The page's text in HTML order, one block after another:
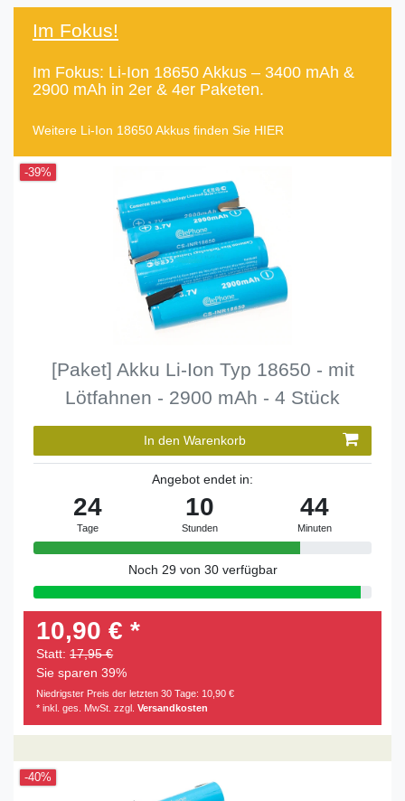
Im Fokus!
Im Fokus: Li-Ion 18650 Akkus – 3400 mAh &
2900 mAh in 2er & 4er Paketen.
Weitere Li-Ion 18650 Akkus finden Sie HIER
-39%
[Paket] Akku Li-Ion Typ 18650 - mit
Lötfahnen - 2900 mAh - 4 Stück
In den Warenkorb
Angebot endet in:
24
Tage
10
Stunden
44
Minuten
Noch 29 von 30 verfügbar
Sie sparen 39%
10,90 € *
Statt:17,95 €
Niedrigster Preis der letzten 30 Tage: 10,90 €
* inkl. ges. MwSt. zzgl.Versandkosten
-40%